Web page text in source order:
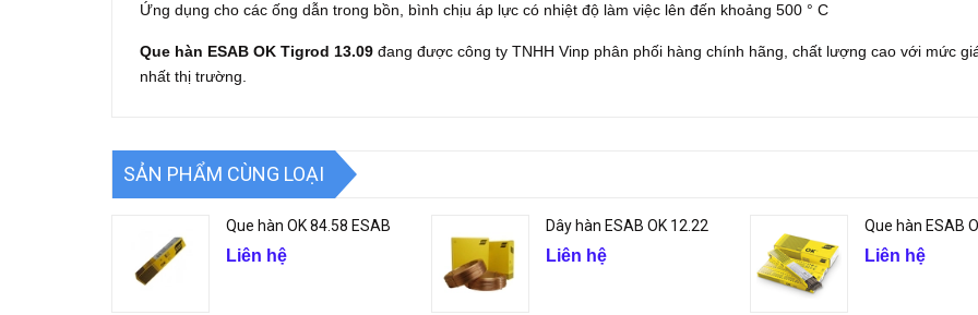
Ứng dụng cho các ống dẫn trong bồn, bình chịu áp lực có nhiệt độ làm việc lên đến khoảng 500 ° C
Que hàn ESAB OK Tigrod 13.09 đang được công ty TNHH Vinp phân phối hàng chính hãng, chất lượng cao với mức
nhất thị trường.
SẢN PHẨM CÙNG LOẠI
Que hàn OK 84.58 ESAB
Liên hệ
Dây hàn ESAB OK 12.22
Liên hệ
Que hàn ESAB
Liên hệ